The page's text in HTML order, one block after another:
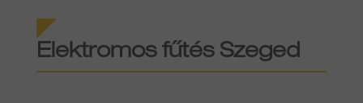
Elektromos fűtés Szeged